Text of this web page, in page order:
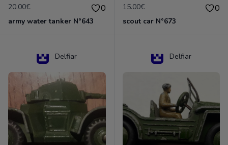
20.00€ 0
army water tanker N°643
15.00€ 0
scout car N°673
Delfiar Delfiar